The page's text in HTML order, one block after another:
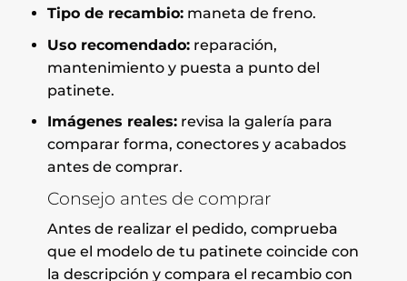
Tipo de recambio:maneta de freno.
Uso recomendado:reparación,
mantenimiento y puesta a punto del
patinete.
Imágenes reales:revisa la galería para
comparar forma, conectores y acabados
antes de comprar.
Consejo antes de comprar
Antes de realizar el pedido, comprueba
que el modelo de tu patinete coincide con
la descripción y compara el recambio con